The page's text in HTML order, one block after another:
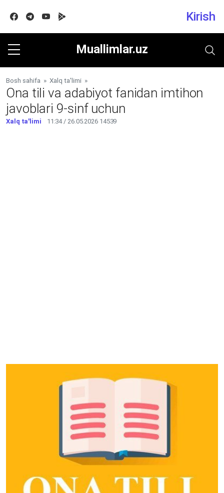
FacebookTelegram
Youtube Kirish
Muallimlar.uz
Bosh sahifa » Xalq ta'limi »
Ona tili va adabiyot fanidan imtihon
javoblari 9-sinf uchun
Xalq ta'limi 11:34 / 26.05.2026 14539